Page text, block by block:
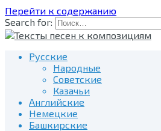
Перейти к содержанию
Search for:
Русские
Народные
Советские
Казачьи
Английские
Немецкие
Башкирские